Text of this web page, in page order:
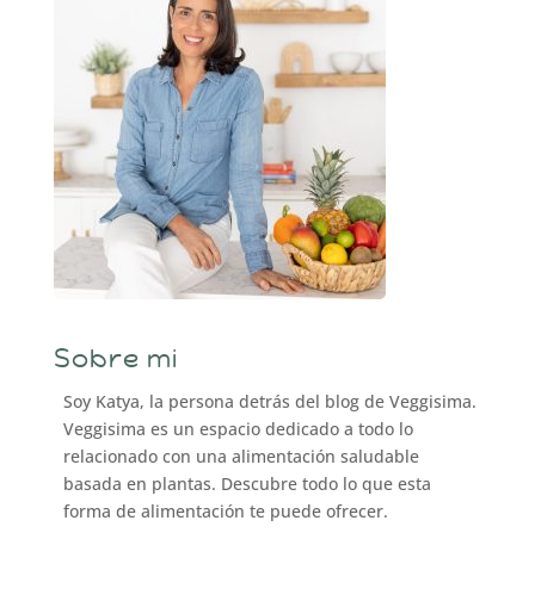
Sobre mi
Soy Katya, la persona detrás del blog de Veggisima.
Veggisima es un espacio dedicado a todo lo
relacionado con una alimentación saludable
basada en plantas. Descubre todo lo que esta
forma de alimentación te puede ofrecer.